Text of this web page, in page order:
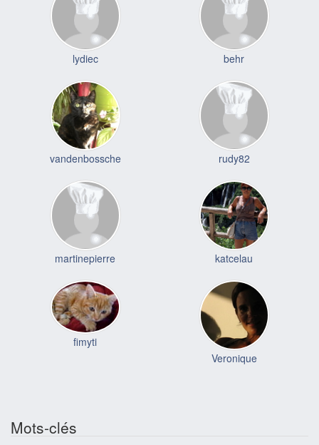
lydiec behr
vandenbossche rudy82
martinepierre katcelau
fimyti
Veronique
Mots-clés